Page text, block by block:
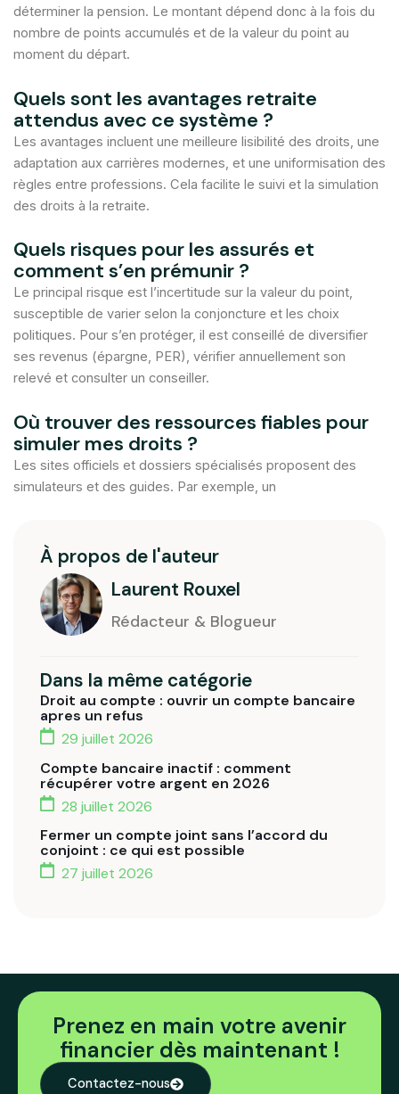
déterminer la pension. Le montant dépend donc à la fois du
nombre de points accumulés et de la valeur du point au
moment du départ.
Quels sont les avantages retraite
attendus avec ce système ?
Les avantages incluent une meilleure lisibilité des droits, une
adaptation aux carrières modernes, et une uniformisation des
règles entre professions. Cela facilite le suivi et la simulation
des droits à la retraite.
Quels risques pour les assurés et
comment s’en prémunir ?
Le principal risque est l’incertitude sur la valeur du point,
susceptible de varier selon la conjoncture et les choix
politiques. Pour s’en protéger, il est conseillé de diversifier
ses revenus (épargne, PER), vérifier annuellement son
relevé et consulter un conseiller.
Où trouver des ressources fiables pour
simuler mes droits ?
Les sites officiels et dossiers spécialisés proposent des
simulateurs et des guides. Par exemple, un
À propos de l'auteur
Laurent Rouxel
Rédacteur & Blogueur
Dans la même catégorie
Droit au compte : ouvrir un compte bancaire
apres un refus
29 juillet 2026
Compte bancaire inactif : comment
récupérer votre argent en 2026
28 juillet 2026
Fermer un compte joint sans l’accord du
conjoint : ce qui est possible
27 juillet 2026
Prenez en main votre avenir
financier dès maintenant !
Contactez-nous